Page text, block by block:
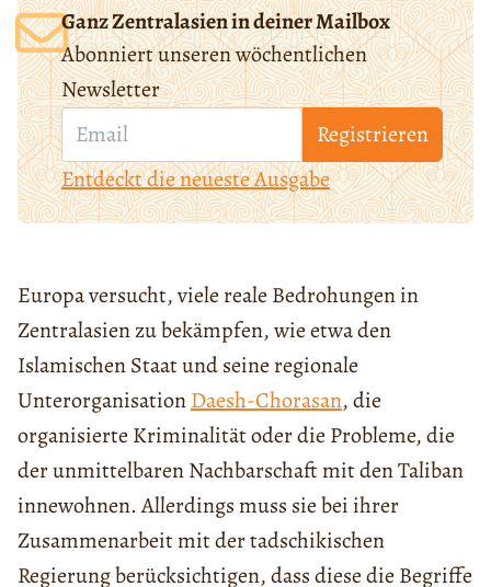
Ganz Zentralasien in deiner Mailbox
Abonniert unseren wöchentlichen
Newsletter
Registrieren
Entdeckt die neueste Ausgabe
Europa versucht, viele reale Bedrohungen in
Zentralasien zu bekämpfen, wie etwa den
Islamischen Staat und seine regionale
UnterorganisationDaesh-Chorasan, die
organisierte Kriminalität oder die Probleme, die
der unmittelbaren Nachbarschaft mit den Taliban
innewohnen. Allerdings muss sie bei ihrer
Zusammenarbeit mit der tadschikischen
Regierung berücksichtigen, dass diese die Begriffe